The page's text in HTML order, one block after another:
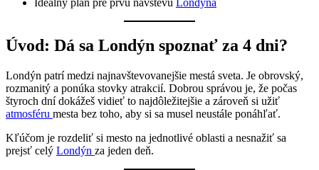
Úvod: Dá sa Londýn spoznať za 4 dni?
Londýn patrí medzi najnavštevovanejšie mestá sveta. Je obrovský,
rozmanitý a ponúka stovky atrakcií. Dobrou správou je, že počas
štyroch dní dokážeš vidieť to najdôležitejšie a zároveň si užiť
atmosféru mesta bez toho, aby si sa musel neustále ponáhľať.
Kľúčom je rozdeliť si mesto na jednotlivé oblasti a nesnažiť sa
prejsť celý Londýn za jeden deň.